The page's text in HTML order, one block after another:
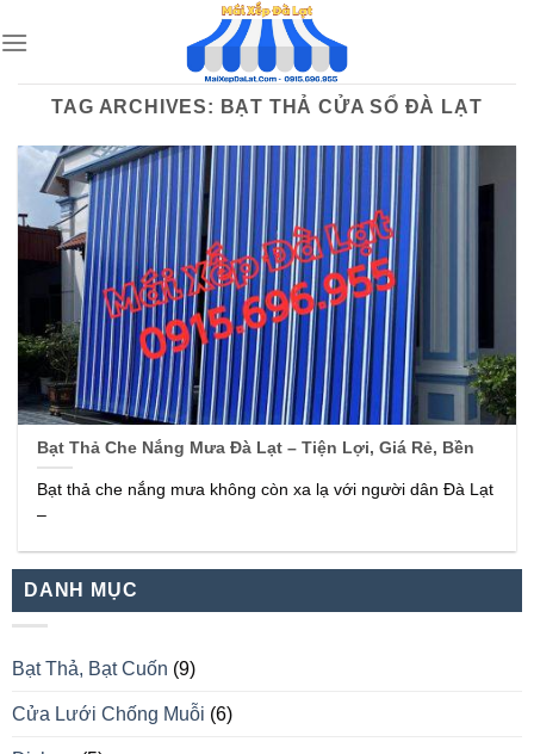
to
TAG ARCHIVES: BẠT THẢ CỬA SỔ ĐÀ LẠT
Bạt Thả Che Nắng Mưa Đà Lạt – Tiện Lợi, Giá Rẻ, Bền
Bạt thả che nắng mưa không còn xa lạ với người dân Đà Lạt
–
DANH MỤC
Bạt Thả, Bạt Cuốn (9)
Cửa Lưới Chống Muỗi (6)